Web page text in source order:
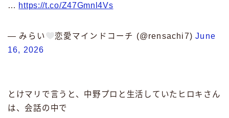
… https://t.co/Z47Gmnl4Vs
— みらい 恋愛マインドコーチ (@rensachi7)June
16, 2026
とけマリで言うと、中野プロと生活していたヒロキさん
は、会話の中で